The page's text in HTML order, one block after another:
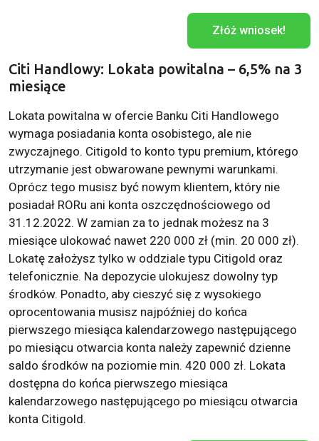
Złóż wniosek!
Citi Handlowy: Lokata powitalna – 6,5% na 3
miesiące
Lokata powitalna w ofercie Banku Citi Handlowego
wymaga posiadania konta osobistego, ale nie
zwyczajnego. Citigold to konto typu premium, którego
utrzymanie jest obwarowane pewnymi warunkami.
Oprócz tego musisz być nowym klientem, który nie
posiadał RORu ani konta oszczędnościowego od
31.12.2022. W zamian za to jednak możesz na 3
miesiące ulokować nawet 220 000 zł (min. 20 000 zł).
Lokatę założysz tylko w oddziale typu Citigold oraz
telefonicznie. Na depozycie ulokujesz dowolny typ
środków. Ponadto, aby cieszyć się z wysokiego
oprocentowania musisz najpóźniej do końca
pierwszego miesiąca kalendarzowego następującego
po miesiącu otwarcia konta należy zapewnić dzienne
saldo środków na poziomie min. 420 000 zł. Lokata
dostępna do końca pierwszego miesiąca
kalendarzowego następującego po miesiącu otwarcia
konta Citigold.